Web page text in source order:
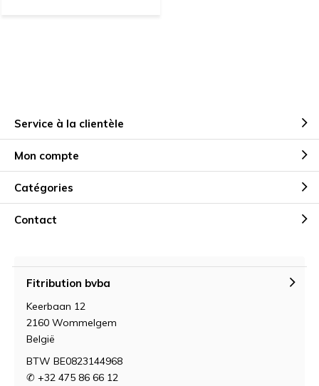
Service à la clientèle
Mon compte
Catégories
Contact
Fitribution bvba
Keerbaan 12
2160 Wommelgem
België
BTW BE0823144968
✆ +32 475 86 66 12